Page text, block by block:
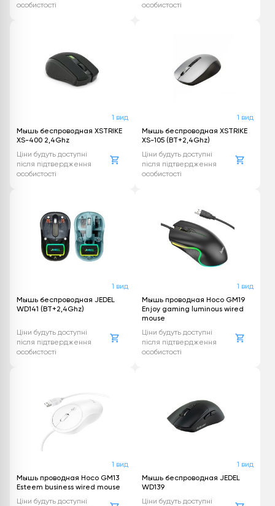
особистості
особистості
1 вид
Мышь беспроводная XSTRIKE
XS-400 2,4Ghz
Ціни будуть доступні
після підтвердження
особистості
1 вид
Мышь беспроводная XSTRIKE
XS-105 (BT+2,4Ghz)
Ціни будуть доступні
після підтвердження
особистості
1 вид
Мышь беспроводная JEDEL
WD141 (BT+2,4Ghz)
Ціни будуть доступні
після підтвердження
особистості
1 вид
Мышь проводная Hoco GM19
Enjoy gaming luminous wired
mouse
Ціни будуть доступні
після підтвердження
особистості
1 вид
Мышь проводная Hoco GM13
Esteem business wired mouse
Ціни будуть доступні
1 вид
Мышь беспроводная JEDEL
WD139
Ціни будуть доступні